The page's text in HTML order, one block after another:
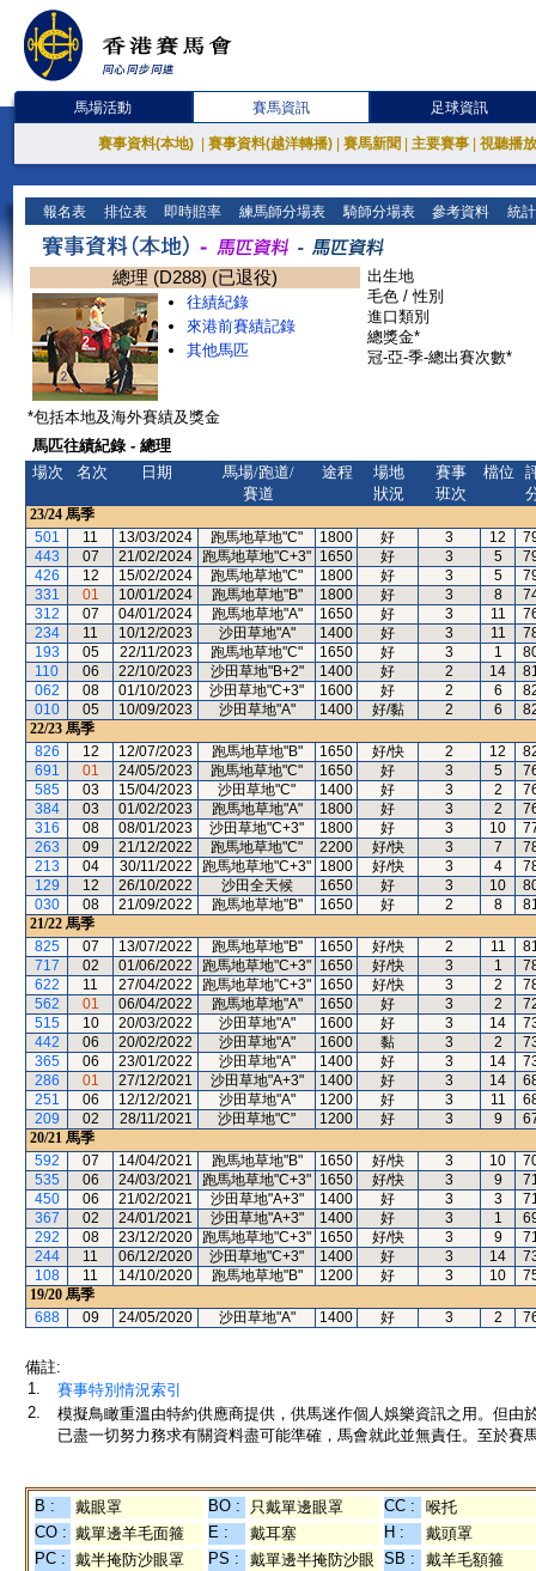
馬場活動 賽馬資訊 足球資訊
賽事資料(本地) 賽事資料(越洋轉播) 賽馬新聞 主要賽事 視聽播
報名表 排位表 即時賠率 練馬師分場表 騎師分場表 參考資料 統
總理 (D288) (已退役)
往績紀錄
來港前賽績記錄
其他馬匹
出生地
毛色 / 性別
進口類別
總獎金*
冠-亞-季-總出賽次數*
*包括本地及海外賽績及獎金
馬匹往績紀錄 - 總理
場次
名次 日期
馬場/跑道/
賽道
途程
場地
狀況
賽事
班次
檔位
23/24 馬季
501
11 13/03/2024 跑馬地草地"C" 1800 好 3 12
443
07 21/02/2024 跑馬地草地"C+3" 1650 好 3 5
426
12 15/02/2024 跑馬地草地"C" 1800 好 3 5
331
01 10/01/2024 跑馬地草地"B" 1800 好 3 8
312
07 04/01/2024 跑馬地草地"A" 1650 好 3 11
234
11 10/12/2023 沙田草地"A" 1400 好 3 11
193
05 22/11/2023 跑馬地草地"C" 1650 好 3 1
110
06 22/10/2023 沙田草地"B+2" 1400 好 2 14
062
08 01/10/2023 沙田草地"C+3" 1600 好 2 6
010
05 10/09/2023 沙田草地"A" 1400 好/黏 2 6
22/23 馬季
826
12 12/07/2023 跑馬地草地"B" 1650 好/快 2 12
691
01 24/05/2023 跑馬地草地"C" 1650 好 3 5
585
03 15/04/2023 沙田草地"C" 1400 好 3 2
384
03 01/02/2023 跑馬地草地"A" 1800 好 3 2
316
08 08/01/2023 沙田草地"C+3" 1800 好 3 10
263
09 21/12/2022 跑馬地草地"C" 2200 好/快 3 7
213
04 30/11/2022 跑馬地草地"C+3" 1800 好/快 3 4
129
12 26/10/2022 沙田全天候 1650 好 3 10
030
08 21/09/2022 跑馬地草地"B" 1650 好 2 8
21/22 馬季
825
07 13/07/2022 跑馬地草地"B" 1650 好/快 2 11
717
02 01/06/2022 跑馬地草地"C+3" 1650 好/快 3 1
622
11 27/04/2022 跑馬地草地"C+3" 1650 好/快 3 2
562
01 06/04/2022 跑馬地草地"A" 1650 好 3 2
515
10 20/03/2022 沙田草地"A" 1600 好 3 14
442
06 20/02/2022 沙田草地"A" 1600 黏 3 2
365
06 23/01/2022 沙田草地"A" 1400 好 3 14
286
01 27/12/2021 沙田草地"A+3" 1400 好 3 14
251
06 12/12/2021 沙田草地"A" 1200 好 3 11
209
02 28/11/2021 沙田草地"C" 1200 好 3 9
20/21 馬季
592
07 14/04/2021 跑馬地草地"B" 1650 好/快 3 10
535
06 24/03/2021 跑馬地草地"C+3" 1650 好/快 3 9
450
06 21/02/2021 沙田草地"A+3" 1400 好 3 3
367
02 24/01/2021 沙田草地"A+3" 1400 好 3 1
292
08 23/12/2020 跑馬地草地"C+3" 1650 好/快 3 9
244
11 06/12/2020 沙田草地"C+3" 1400 好 3 14
108
11 14/10/2020 跑馬地草地"B" 1200 好 3 10
19/20 馬季
688
09 24/05/2020 沙田草地"A" 1400 好 3 2
備註:
1.
賽事特別情況索引
2.
模擬鳥瞰重溫由特約供應商提供，供馬迷作個人娛樂資訊之用。但
已盡一切努力務求有關資料盡可能準確，馬會就此並無責任。至於賽
B : 戴眼罩 BO : 只戴單邊眼罩 CC :
喉托
CO : 戴單邊羊毛面箍 E : 戴耳塞 H :
戴頭罩
PC : 戴半掩防沙眼罩 PS :
戴單邊半掩防沙眼 SB : 戴羊毛額箍